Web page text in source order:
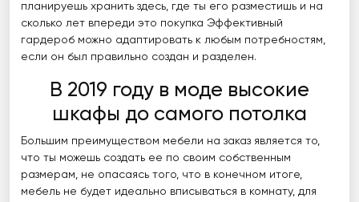
планируешь хранить здесь, где ты его разместишь и на
сколько лет впереди это покупка Эффективный
гардероб можно адаптировать к любым потребностям,
если он был правильно создан и разделен.
В 2019 году в моде высокие
шкафы до самого потолка
Большим преимуществом мебели на заказ является то,
что ты можешь создать ее по своим собственным
размерам, не опасаясь того, что в конечном итоге,
мебель не будет идеально вписываться в комнату, для